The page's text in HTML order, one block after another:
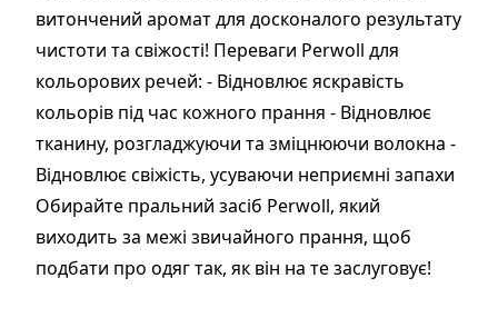
витончений аромат для досконалого результату
чистоти та свіжості! Переваги Perwoll для
кольорових речей: - Відновлює яскравість
кольорів під час кожного прання - Відновлює
тканину, розгладжуючи та зміцнюючи волокна -
Відновлює свіжість, усуваючи неприємні запахи
Обирайте пральний засіб Perwoll, який
виходить за межі звичайного прання, щоб
подбати про одяг так, як він на те заслуговує!